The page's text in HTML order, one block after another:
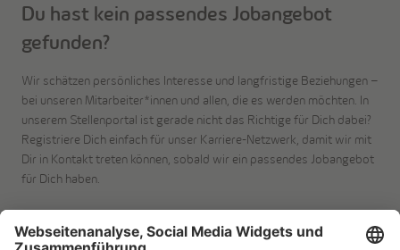
Du hast kein passendes Jobangebot
gefunden?
Wir schätzen persönliches Interesse und langfristige Beziehungen –
bei unseren Mitarbeiter*innen und allen, die es werden möchten. In
unserem Stellenportal ist gerade nicht das Richtige für Dich dabei?
Registriere Dich einfach für unser Karriere-Netzwerk, damit wir mit
Dir in Kontakt treten können, sobald wir ein passendes Jobangebot
für Dich haben.
Registriere Dich jetzt!